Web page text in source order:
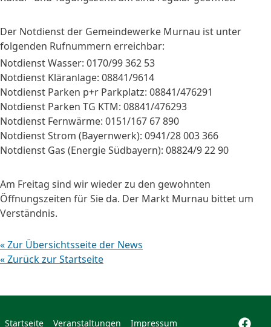
Der Notdienst der Gemeindewerke Murnau ist unter
folgenden Rufnummern erreichbar:
Notdienst Wasser: 0170/99 362 53
Notdienst Kläranlage: 08841/9614
Notdienst Parken p+r Parkplatz: 08841/476291
Notdienst Parken TG KTM: 08841/476293
Notdienst Fernwärme: 0151/167 67 890
Notdienst Strom (Bayernwerk): 0941/28 003 366
Notdienst Gas (Energie Südbayern): 08824/9 22 90
Am Freitag sind wir wieder zu den gewohnten
Öffnungszeiten für Sie da. Der Markt Murnau bittet um
Verständnis.
« Zur Übersichtsseite der News
« Zurück zur Startseite
Startseite Veranstaltungen Impressum